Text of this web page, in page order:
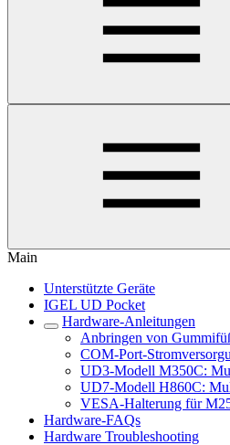
Main
Unterstützte Geräte
IGEL UD Pocket
Hardware-Anleitungen
Anbringen von
COM-Port-
UD3-Modell M350C:
UD7-Modell H860C:
VESA-Halterung für
Hardware-FAQs
Hardware Troubleshooting